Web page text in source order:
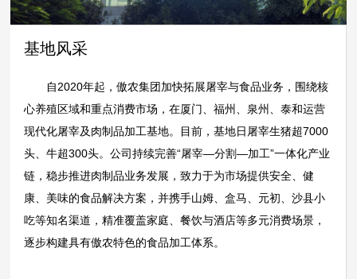
基地风采
自2020年起，傲农集团加快拓展屠宰与食品业务，围绕核
心养殖区域和重点消费市场，在厦门、福州、泉州、泰和运营
现代化屠宰及肉制品加工基地。目前，基地日屠宰生猪超7000
头、牛超300头。公司持续完善“屠宰—分割—加工”一体化产业
链，稳步推进肉制品业务发展，致力于为市场提供安全、健
康、美味的食品解决方案，并携手山姆、盒马、元初、沙县小
吃等知名渠道，精准覆盖家庭、餐饮与酒店等多元消费场景，
逐步构建具有傲农特色的食品加工体系。